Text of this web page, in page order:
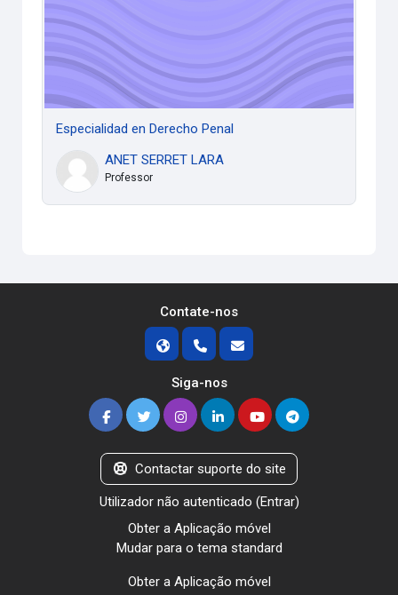
Especialidad en Derecho Penal
ANET SERRET LARA
Professor
Contate-nos
Siga-nos
Contactar suporte do site
Utilizador não autenticado (Entrar)
Obter a Aplicação móvel
Mudar para o tema standard
Obter a Aplicação móvel